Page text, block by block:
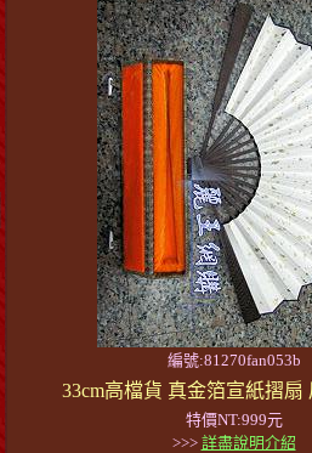
編號:81270fan053b
33cm高檔貨 真金箔宣紙摺扇
特價NT:999元
>>> 詳盡說明介紹